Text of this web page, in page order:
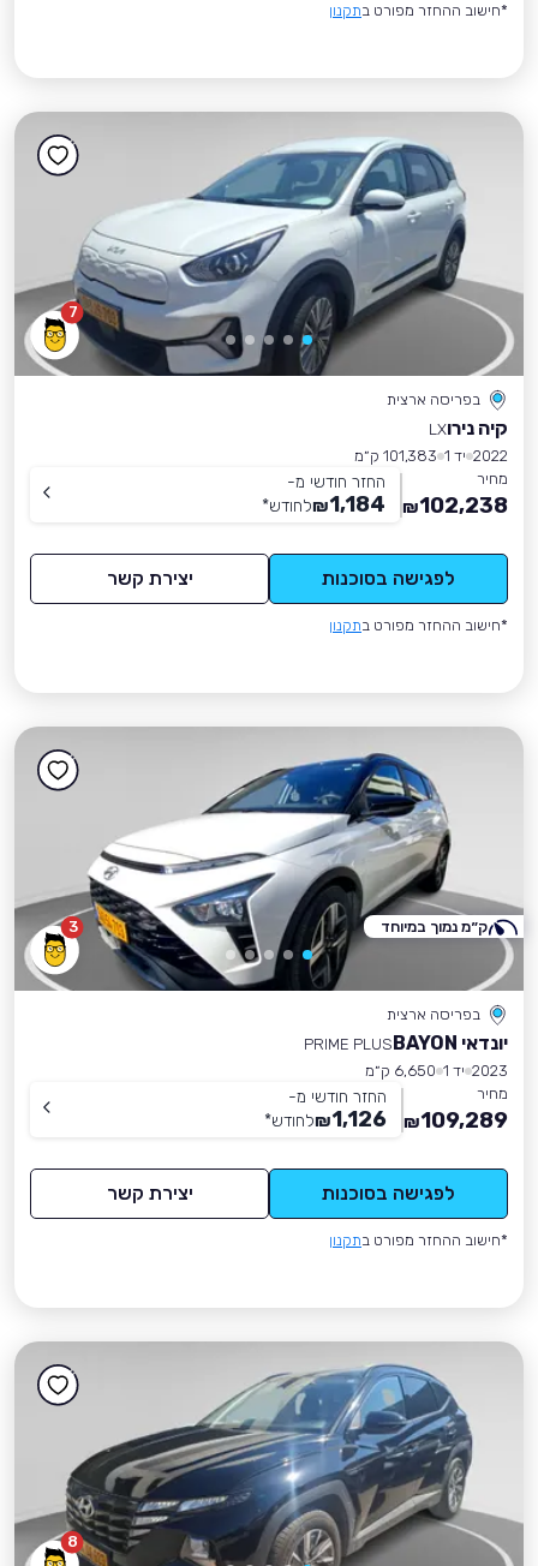
*חישוב ההחזר מפורט בתקנון
7
בפריסה ארצית
קיה נירוLX
2022 יד 1
101,383 ק״מ
מחיר
102,238
₪
החזר חודשי מ-
1,184
₪לחודש*
לפגישה בסוכנות יצירת קשר
*חישוב ההחזר מפורט בתקנון
3
בפריסה ארצית
יונדאי BAYON
PRIME PLUS
2023 יד 1
6,650 ק״מ
מחיר
109,289
₪
החזר חודשי מ-
1,126
₪לחודש*
לפגישה בסוכנות יצירת קשר
*חישוב ההחזר מפורט בתקנון
ק״מ נמוך במיוחד
8